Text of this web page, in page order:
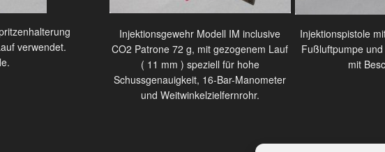
verwendet.
Injektionsgewehr Modell IM inclusive
CO2 Patrone 72 g, mit gezogenem Lauf
( 11 mm ) speziell für hohe
Schussgenauigkeit, 16-Bar-Manometer
und Weitwinkelzielfernrohr.
Injektionspistole
Fußluftpumpe
mit